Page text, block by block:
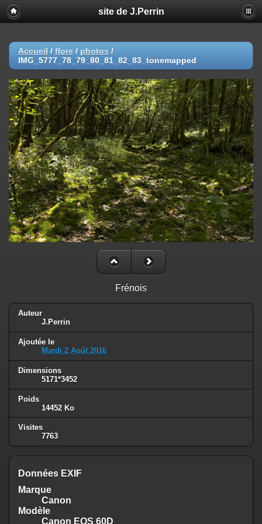
site de J.Perrin
Accueil / flore / photos /
IMG_5777_78_79_80_81_82_83_tonemapped
Frénois
Auteur
J.Perrin
Ajoutée le
Mardi 2 Août 2016
Dimensions
5171*3452
Poids
14452 Ko
Visites
7763
Données EXIF
Marque
Canon
Modèle
Canon EOS 60D